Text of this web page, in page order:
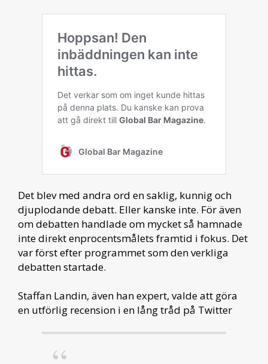
Det blev med andra ord en saklig, kunnig och
djuplodande debatt. Eller kanske inte. För även
om debatten handlade om mycket så hamnade
inte direkt enprocentsmålets framtid i fokus. Det
var först efter programmet som den verkliga
debatten startade.
Staffan Landin, även han expert, valde att göra
en utförlig recension i en lång tråd på Twitter